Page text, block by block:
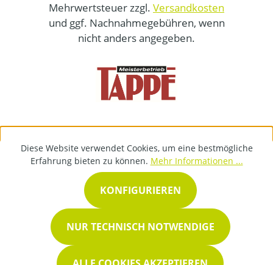
Mehrwertsteuer zzgl. Versandkosten
und ggf. Nachnahmegebühren, wenn
nicht anders angegeben.
Diese Website verwendet Cookies, um eine bestmögliche
Erfahrung bieten zu können. Mehr Informationen ...
NUR TECHNISCH NOTWENDIGE
KONFIGURIEREN